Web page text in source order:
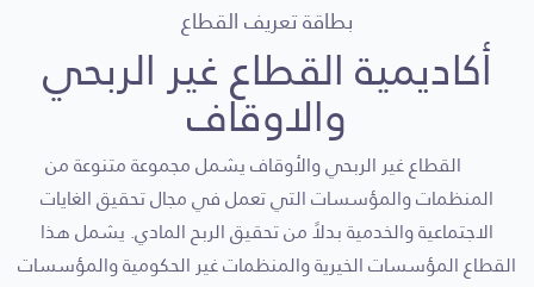
بطاقة تعريف القطاع
أكاديمية القطاع غير الربحي
والاوقاف
القطاع غير الربحي والأوقاف يشمل مجموعة متنوعة من
المنظمات والمؤسسات التي تعمل في مجال تحقيق الغايات
الاجتماعية والخدمية بدلاً من تحقيق الربح المادي. يشمل هذا
القطاع المؤسسات الخيرية والمنظمات غير الحكومية والمؤسسات